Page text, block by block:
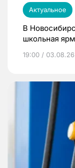
Актуальное
В
школьная
19:00 / 03.08.26